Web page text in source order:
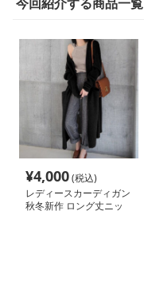
¥4,000(税込)
レディースカーディガン
秋冬新作 ロング丈ニッ